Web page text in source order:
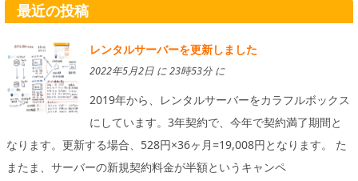
最近の投稿
レンタルサーバーを更新しました
2022年5月2日 に 23時53分 に
2019年から、レンタルサーバーをカラフルボックス
にしています。3年契約で、今年で契約満了期間と
なります。更新する場合、528円×36ヶ月=19,008円となります。 た
またま、サーバーの新規契約料金が半額というキャンペ